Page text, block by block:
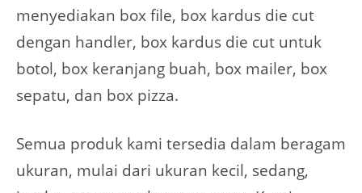
menyediakan box file, box kardus die cut
dengan handler, box kardus die cut untuk
botol, box keranjang buah, box mailer, box
sepatu, dan box pizza.
Semua produk kami tersedia dalam beragam
ukuran, mulai dari ukuran kecil, sedang,